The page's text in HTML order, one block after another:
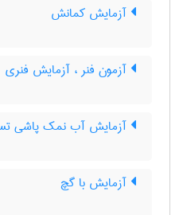
آزمایش کمانش
آزمون فنر ، آزمایش فنری
آزمایش آب نمک پاشی
آزمایش با گچ